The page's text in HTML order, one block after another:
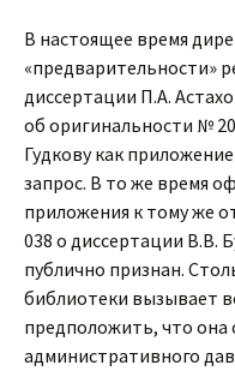
В настоящее время
«предварительности»
диссертации П.А.
об оригинальности №
Гудкову как
запрос. В то же время
приложения к тому же
038 о диссертации В.В.
публично признан.
библиотеки вызывает
предположить, что она
административного